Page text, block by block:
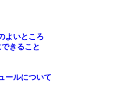
よいところ
きること
ールについて